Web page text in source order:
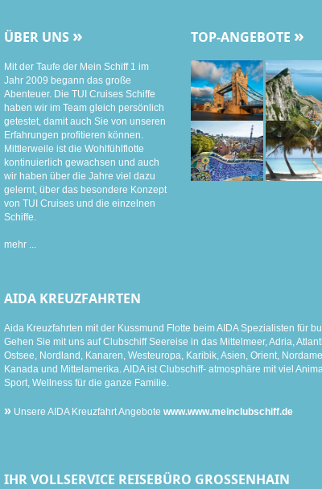
ÜBER UNS »
Mit der Taufe der Mein Schiff 1 im
Jahr 2009 begann das große
Abenteuer. Die TUI Cruises Schiffe
haben wir im Team gleich persönlich
getestet, damit auch Sie von unseren
Erfahrungen profitieren können.
Mittlerweile ist die Wohlfühlflotte
kontinuierlich gewachsen und auch
wir haben über die Jahre viel dazu
gelernt, über das besondere Konzept
von TUI Cruises und die einzelnen
Schiffe.
mehr ...
TOP-ANGEBOTE »
AIDA KREUZFAHRTEN
Aida Kreuzfahrten mit der Kussmund Flotte beim AIDA Spezialisten für
Gehen Sie mit uns auf Clubschiff Seereise in das Mittelmeer, Adria,
Ostsee, Nordland, Kanaren, Westeuropa, Karibik, Asien, Orient,
Kanada und Mittelamerika. AIDA ist Clubschiff- atmosphäre mit viel
Sport, Wellness für die ganze Familie.
» Unsere AIDA Kreuzfahrt Angebote www.www.meinclubschiff.de
IHR VOLLSERVICE REISEBÜRO GROSSENHAIN